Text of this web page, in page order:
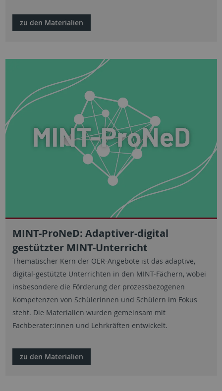
zu den Materialien
MINT-ProNeD: Adaptiver-digital
gestützter MINT-Unterricht
Thematischer Kern der OER-Angebote ist das adaptive,
digital-gestützte Unterrichten in den MINT-Fächern, wobei
insbesondere die Förderung der prozessbezogenen
Kompetenzen von Schülerinnen und Schülern im Fokus
steht. Die Materialien wurden gemeinsam mit
Fachberater:innen und Lehrkräften entwickelt.
zu den Materialien